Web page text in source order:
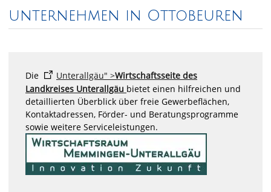
unternehmen in Ottobeuren
Die Unterallgäu" >Wirtschaftsseite des
Landkreises Unterallgäu bietet einen hilfreichen und
detaillierten Überblick über freie Gewerbeflächen,
Kontaktadressen, Förder- und Beratungsprogramme
sowie weitere Serviceleistungen.